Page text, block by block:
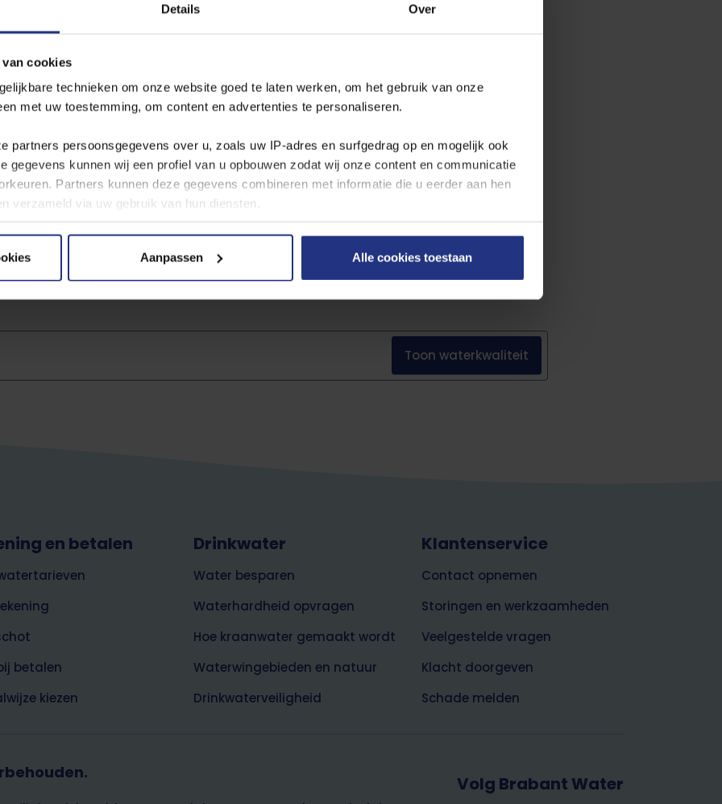
Details Over
cookies
technieken om onze website goed te laten werken, om het gebruik van onze
met uw toestemming, om content en advertenties te personaliseren.
partners persoonsgegevens over u, zoals uw IP‑adres en surfgedrag op en mogelijk ook
gegevens kunnen wij een profiel van u opbouwen zodat wij onze content en communicatie
Partners kunnen deze gegevens combineren met informatie die u eerder aan hen
verzameld via uw gebruik van hun diensten.
moment wijzigen of intrekken via de cookie instellingen button rechts onderaan de
Aanpassen Alle cookies toestaan
7. Onder de 7, noemen we het water zuur. En is de pH-waarde groter dan 7, dan is het niet-zuur.
de norm voor drinkwater. De meest optimale waarde ligt tussen de 7,8 en de 8,3 pH.
waterproductiebedrijf. Voor drinkwater gelden strenge wettelijke eisen. Benieuwd naar de
Open dan de pdf van het waterproductiebedrijf. Het betreft een voortschrijdende rapportage
bijgewerkt. U kunt hieruit afleiden dat ons water voldoet aan alle wettelijke eisen.
naar dejaarcijfers per productielocatie.
plaatsen
Toon waterkwaliteit
en betalen
betalen
kiezen
Drinkwater
Water besparen
Waterhardheid opvragen
Hoe kraanwater gemaakt wordt
Waterwingebieden en natuur
Drinkwaterveiligheid
Klantenservice
Contact opnemen
Storingen en werkzaamheden
Veelgestelde vragen
Klacht doorgeven
Schade melden
Volg Brabant Water